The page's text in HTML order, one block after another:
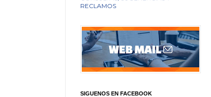
RECLAMOS
SIGUENOS EN FACEBOOK